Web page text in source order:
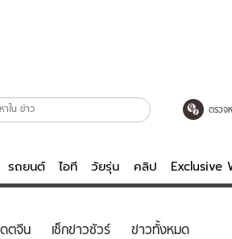
ตรวจ
รถยนต์ ไอที วัยรุ่น คลิป Exclusive
ไตล์ บันเทิงครบ
ดตจีน เช็กข่าวชัวร์ ข่าวทั้งหมด